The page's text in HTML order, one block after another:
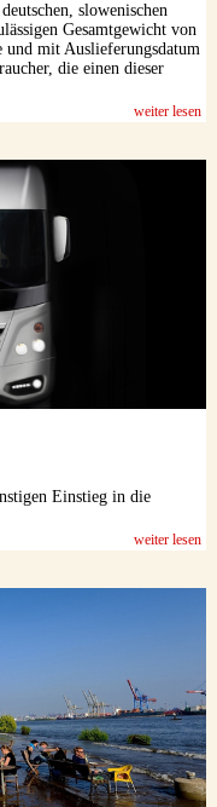
slowenischen
Gesamtgewicht von
mit Auslieferungsdatum
die einen dieser
weiter lesen
Einstieg in die
weiter lesen